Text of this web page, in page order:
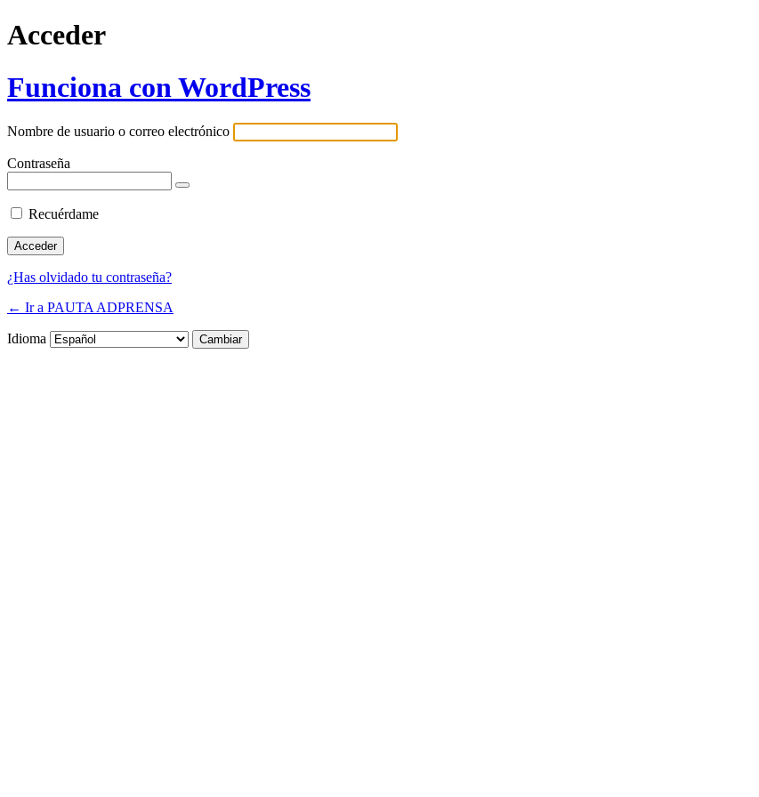
Acceder
Funciona con WordPress
Nombre de usuario o correo electrónico
Contraseña
Recuérdame
¿Has olvidado tu contraseña?
← Ir a PAUTA ADPRENSA
Idioma